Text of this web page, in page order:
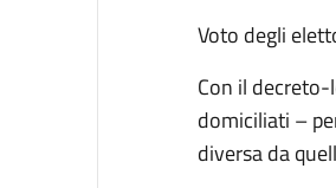
Voto degli
Con il
domiciliati –
diversa da